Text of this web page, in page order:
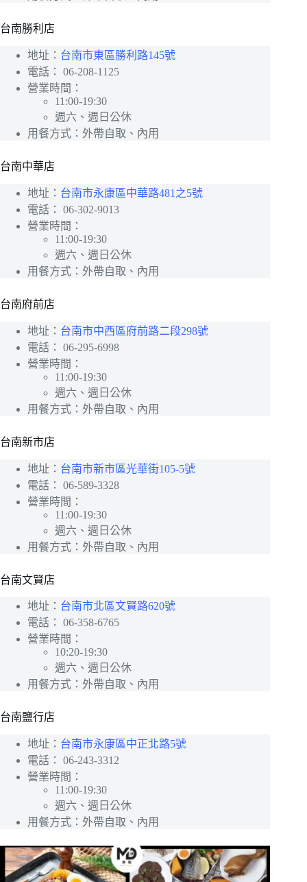
台南勝利店
地址： 台南市東區勝利路145號
電話：
06-208-1125
營業時間：
11:00-19:30
週六、週日公休
用餐方式：外帶自取、內用
台南中華店
地址： 台南市永康區中華路481之5號
電話：
06-302-9013
營業時間：
11:00-19:30
週六、週日公休
用餐方式：外帶自取、內用
台南府前店
地址： 台南市中西區府前路二段298號
電話：
06-295-6998
營業時間：
11:00-19:30
週六、週日公休
用餐方式：外帶自取、內用
台南新市店
地址： 台南市新市區光華街105-5號
電話：
06-589-3328
營業時間：
11:00-19:30
週六、週日公休
用餐方式：外帶自取、內用
台南文賢店
地址： 台南市北區文賢路620號
電話：
06-358-6765
營業時間：
10:20-19:30
週六、週日公休
用餐方式：外帶自取、內用
台南鹽行店
地址： 台南市永康區中正北路5號
電話：
06-243-3312
營業時間：
11:00-19:30
週六、週日公休
用餐方式：外帶自取、內用